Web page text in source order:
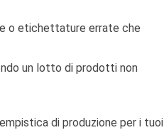
o etichettature errate che
un lotto di prodotti non
di produzione per i tuoi